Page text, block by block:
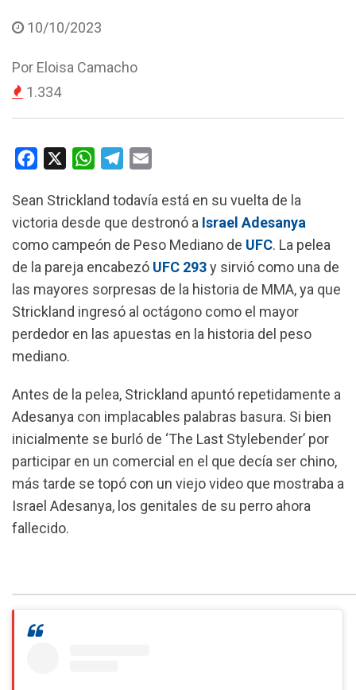
10/10/2023
Por Eloisa Camacho
1.334
c
e
b
o
o
k
W
a
t
s
A
p
p
l
e
g
r
a
m
a
i
l
Sean Strickland todavía está en su vuelta de la
victoria desde que destronó a Israel Adesanya
como campeón de Peso Mediano de UFC. La pelea
de la pareja encabezó UFC 293y sirvió como una de
las mayores sorpresas de la historia de MMA, ya que
Strickland ingresó al octágono como el mayor
perdedor en las apuestas en la historia del peso
mediano.
Antes de la pelea, Strickland apuntó repetidamente a
Adesanya con implacables palabras basura. Si bien
inicialmente se burló de ‘The Last Stylebender’ por
participar en un comercial en el que decía ser chino,
más tarde se topó con un viejo video que mostraba a
Israel Adesanya, los genitales de su perro ahora
fallecido.